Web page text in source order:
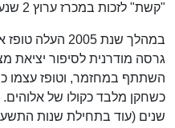
"קשת" לזכות במכרז ערוץ 2 שנערך באותה תקופה.
במהלך שנת
גרסה מודרנית לסיפור יציאת
השתתף במחזמר, וטופז עצמו
כשחקן מלבד כקולו של
שנים (עוד בתחילת שנות